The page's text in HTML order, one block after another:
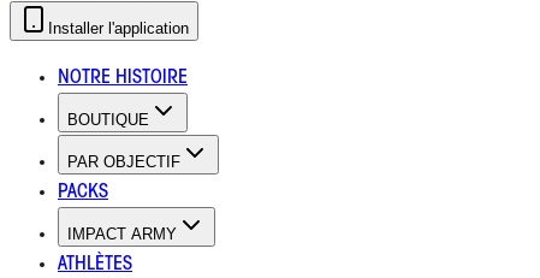
Installer l'application
NOTRE HISTOIRE
BOUTIQUE
PAR OBJECTIF
PACKS
IMPACT ARMY
ATHLÈTES